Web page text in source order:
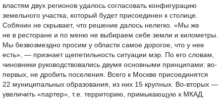
властям двух регионов удалось согласовать конфигурацию
земельного участка, который будет присоединен к столице.
Собянин не скрывает, что решение далось нелегко. «Мы же
не в ресторане и по меню не выбираем себе земли и километры.
Мы безвозмездно просим у области самое дорогое, что у нее
есть», — признает щепетильность ситуации мэр. По его словам,
чиновники руководствовались двумя основными принципами: во-
первых, не дробить поселения. Всего к Москве присоединятся
22 муниципальных образования, из них 15 крупных. Во-вторых —
увеличить «партер», т.е. территорию, примыкающую к МКАД.